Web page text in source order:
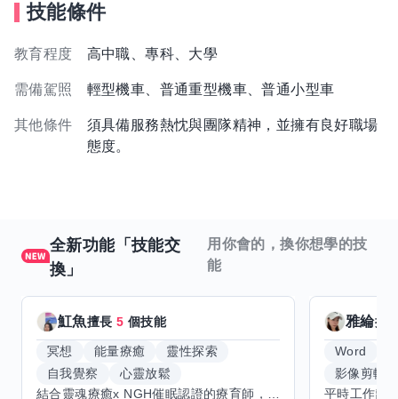
技能條件
教育程度 高中職、專科、大學
需備駕照 輕型機車、普通重型機車、普通小型車
其他條件
須具備服務熱忱與團隊精神，並擁有良好職場
態度。
全新功能「技能交
換」
用你會的，換你想學的技
能
魟魚擅長5 個技能
冥想 能量療癒
靈性探索
自我覺察
心靈放鬆
雅綸擅
Word
影像剪輯